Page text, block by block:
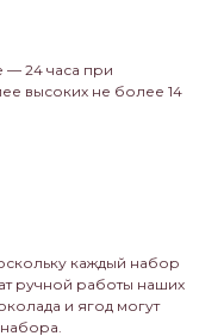
— 24 часа при
высоких не более 14
каждый набор
ручной работы наших
и ягод могут
набора.